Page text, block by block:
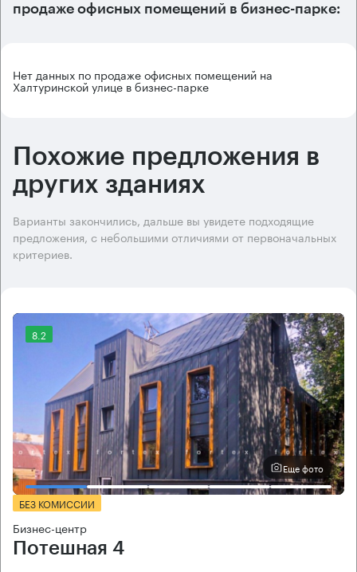
продаже офисных помещений в бизнес-парке:
Нет данных по продаже офисных помещений на
Халтуринской улице в бизнес-парке
Похожие предложения в
других зданиях
Варианты закончились, дальше вы увидете подходящие
предложения, с небольшими отличиями от первоначальных
критериев.
8.2
Еще фото
БЕЗ КОМИССИИ
Бизнес-центр
Потешная 4